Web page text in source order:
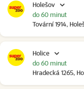
Holešov
Tovární 1914,
do 60 minut
Holice
Hradecká 1265,
do 60 minut